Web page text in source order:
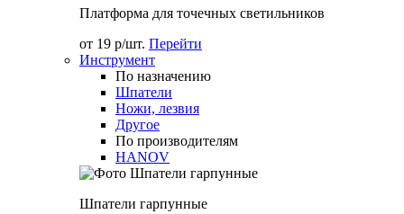
Платформа для точечных светильников
от 19 р/шт. Перейти
Инструмент
По назначению
Шпатели
Ножи, лезвия
Другое
По производителям
HANOV
Шпатели гарпунные